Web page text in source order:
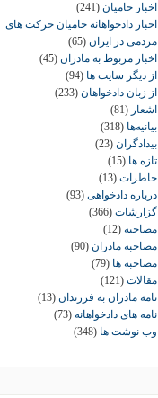
اخبار حامیان (241)
اخبار دادخواهانه حامیان حرکت های
مردمی در ایران (65)
اخبار مربوط به مادران (45)
از دیگر سایت ها (94)
از زبان دادخواهان (233)
اشعار (81)
بیانیه‌ها (318)
بیدادگران (23)
تازه ها (15)
خاطرات (13)
درباره دادخواهی (93)
گزارشات (366)
مصاحبه (12)
مصاحبه مادران (90)
مصاحبه ها (79)
مقالات (121)
نامه مادران به فرزندان (13)
نامه های دادخواهانه (73)
وب نوشت ها (348)